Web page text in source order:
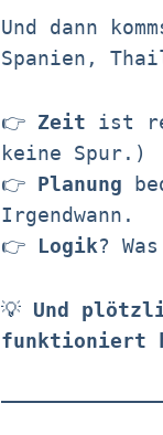
Und dann
Spanien,
👉 Zeit ist
keine Spur.)
👉 Planung
Irgendwann.
👉
Logik?
💡 Und
funktioniert